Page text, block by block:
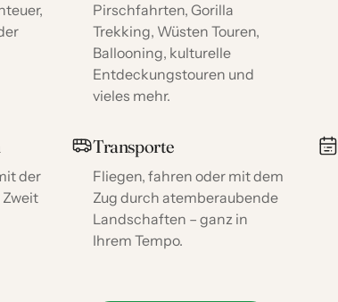
Pirschfahrten, Gorilla
Trekking, Wüsten Touren,
Ballooning, kulturelle
Entdeckungstouren und
vieles mehr.
der
Zweit
Transporte
Fliegen, fahren oder mit dem
Zug durch atemberaubende
Landschaften – ganz in
Ihrem Tempo.